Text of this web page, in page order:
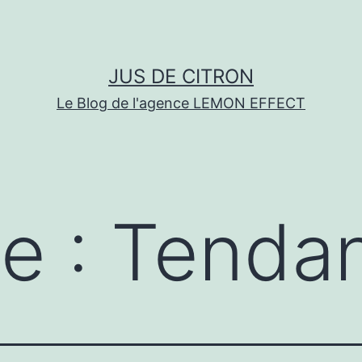
JUS DE CITRON
Le Blog de l'agence LEMON EFFECT
: